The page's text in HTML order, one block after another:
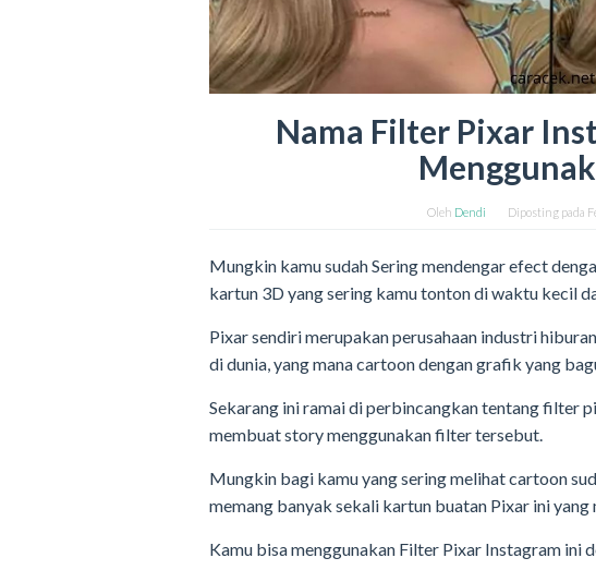
Nama Filter Pixar
Oleh Dendi Diposting pada
Mungkin kamu sudah Sering mendengar efect
kartun 3D yang sering kamu tonton di waktu kecil
Pixar sendiri merupakan perusahaan industri
di dunia, yang mana cartoon dengan grafik yang
Sekarang ini ramai di perbincangkan tentang filter
membuat story menggunakan filter tersebut.
Mungkin bagi kamu yang sering melihat cartoon
memang banyak sekali kartun buatan Pixar ini yang
Kamu bisa menggunakan Filter Pixar Instagram ini